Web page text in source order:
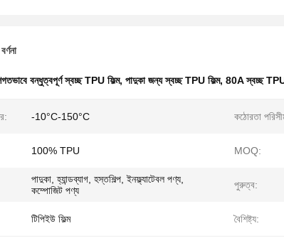
বন্ধুত্বপূর্ণ স্বচ্ছ TPU ফিল্ম, পাদুকা জন্য স্বচ্ছ TPU ফিল্ম, 80A স্বচ্ছ TPU
-10°C-150°C কঠোরতা
100% TPU MOQ:
পাদুকা, হ্যান্ডব্যাগ, হস্তশিল্প, ইনফ্ল্যাটেবল পণ্য,
কম্পোজিট পণ্য
পুরুত্ব:
টিপিইউ ফিল্ম বৈশিষ্ট্য: